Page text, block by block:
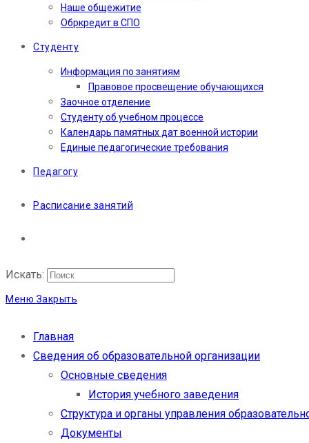
Наше общежитие
Обркредит в СПО
Студенту
Информация по занятиям
Правовое просвещение обучающихся
Заочное отделение
Студенту об учебном процессе
Календарь памятных дат военной истории
Единые педагогические требования
Педагогу
Расписание занятий
Искать:
Меню Закрыть
Главная
Сведения об образовательной организации
Основные сведения
История учебного заведения
Структура и органы управления
Документы